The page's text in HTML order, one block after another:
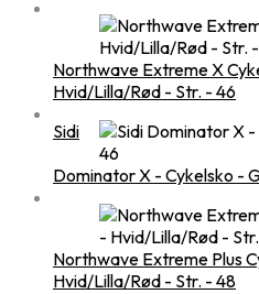
Northwave Extreme X
Hvid/Lilla/Rød - Str. - 46
Sidi
Dominator X - Cykelsko -
Northwave Extreme Plus
Hvid/Lilla/Rød - Str. - 48